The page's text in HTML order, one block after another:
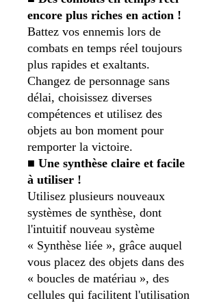
encore plus riches en action !
Battez vos ennemis lors de
combats en temps réel toujours
plus rapides et exaltants.
Changez de personnage sans
délai, choisissez diverses
compétences et utilisez des
objets au bon moment pour
remporter la victoire.
■ Une synthèse claire et facile
à utiliser !
Utilisez plusieurs nouveaux
systèmes de synthèse, dont
l'intuitif nouveau système
« Synthèse liée », grâce auquel
vous placez des objets dans des
« boucles de matériau », des
cellules qui facilitent l'utilisation